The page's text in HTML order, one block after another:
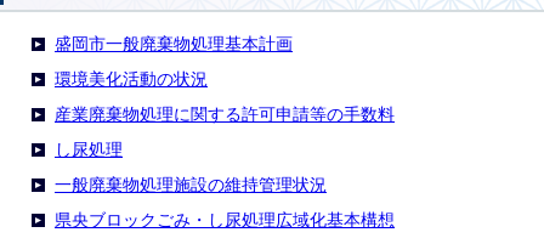
盛岡市一般廃棄物処理基本計画
環境美化活動の状況
産業廃棄物処理に関する許可申請等の手数料
し尿処理
一般廃棄物処理施設の維持管理状況
県央ブロックごみ・し尿処理広域化基本構想